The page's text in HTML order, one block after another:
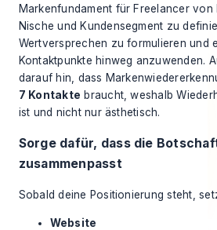
Markenfundament für Freelancer von
Nische und Kundensegment zu
Wertversprechen zu formulieren und
Kontaktpunkte hinweg anzuwenden.
darauf hin, dass
7 Kontakte braucht, weshalb
ist und nicht nur ästhetisch.
Sorge dafür, dass die
zusammenpasst
Sobald deine Positionierung steht,
Website